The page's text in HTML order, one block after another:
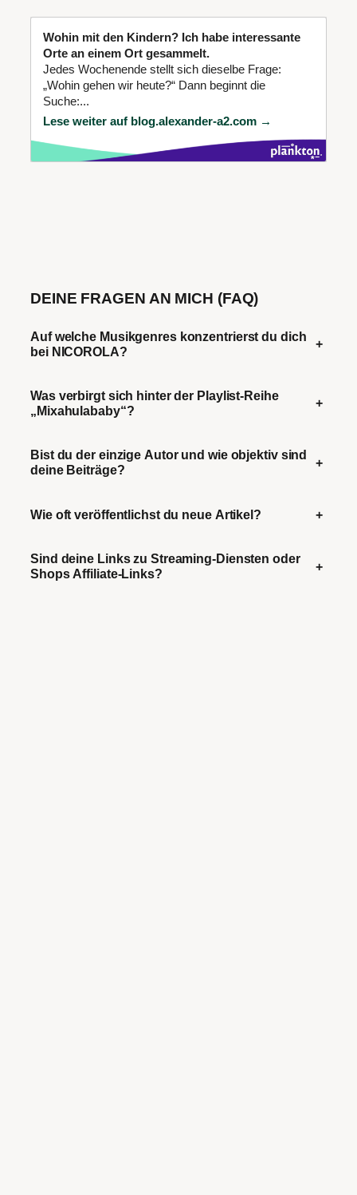
Wohin mit den Kindern? Ich habe interessante
Orte an einem Ort gesammelt.
Jedes Wochenende stellt sich dieselbe Frage:
„Wohin gehen wir heute?“ Dann beginnt die
Suche:...
Lese weiter auf blog.alexander-a2.com →
DEINE FRAGEN AN MICH (FAQ)
Auf welche Musikgenres konzentrierst du dich
bei NICOROLA?
+
Was verbirgt sich hinter der Playlist-Reihe
„Mixahulababy“?
+
Bist du der einzige Autor und wie objektiv sind
deine Beiträge?
+
Wie oft veröffentlichst du neue Artikel? +
Sind deine Links zu Streaming-Diensten oder
Shops Affiliate-Links?
+